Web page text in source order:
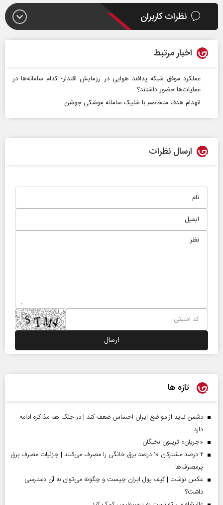
نظرات کاربران
اخبار مرتبط
عملکرد موفق شبکه پدافند هوایی در رزمایش اقتدار؛ کدام سامانه‌ها در
عملیات‌ها حضور داشتند؟
انهدام هدف متخاصم با شلیک سامانه موشکی جوشن
ارسال نظرات
تازه ها
دشمن نباید از مواضع ایران احساس ضعف کند | در جنگ هم مذاکره ادامه
دارد
«جریان» تریبون نخبگان
۲ درصد مشترکان ۱۰ درصد برق خانگی را مصرف می‌کنند | جزئیات مصرف برق
پرمصرف‌ها
عکس نوشت | کیف پول ایران چیست و چگونه می‌توان به آن دسترسی
داشت؟